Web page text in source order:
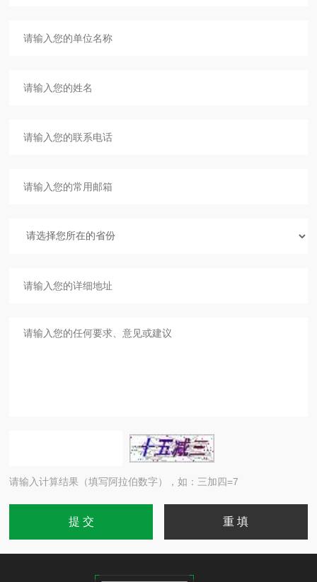
请输入计算结果（填写阿拉伯数字），如：三加四=7